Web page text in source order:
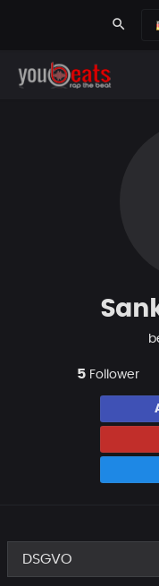
search
5 Follower